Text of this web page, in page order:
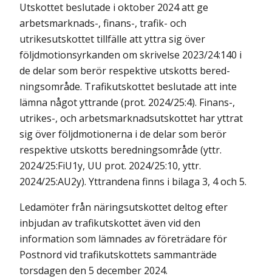
Utskottet beslutade i oktober 2024 att ge
arbetsmarknads-, finans-, trafik­­- och
utrikesutskottet tillfälle att yttra sig över
följdmotionsyrkanden om skrivelse 2023/24:140 i
de delar som berör respektive utskotts bered­
nings­område. Trafikutskottet beslutade att inte
lämna något yttrande (prot. 2024/25:4). Finans-,
utrikes-, och arbetsmarknadsutskottet har yttrat
sig över följd­­motionerna i de delar som berör
respektive utskotts beredningsområde (yttr.
2024/25:FiU1y, UU prot. 2024/25:10, yttr.
2024/25:AU2y). Yttrandena finns i bilaga 3, 4 och 5.
Ledamöter från näringsutskottet deltog efter
inbjudan av trafikutskottet även vid den
information som lämnades av företrädare för
Postnord vid trafik­utskottets sammanträde
torsdagen den 5 december 2024.